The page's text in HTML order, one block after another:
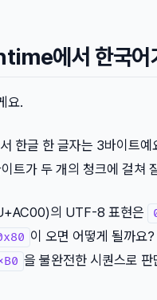
에서 한국어
요.
한글 한 글자는 3바이트예
트가 두 개의 청크에 걸쳐
의 UTF-8 표현은
이 오면 어떻게 될까요
을 불완전한 시퀀스로 판